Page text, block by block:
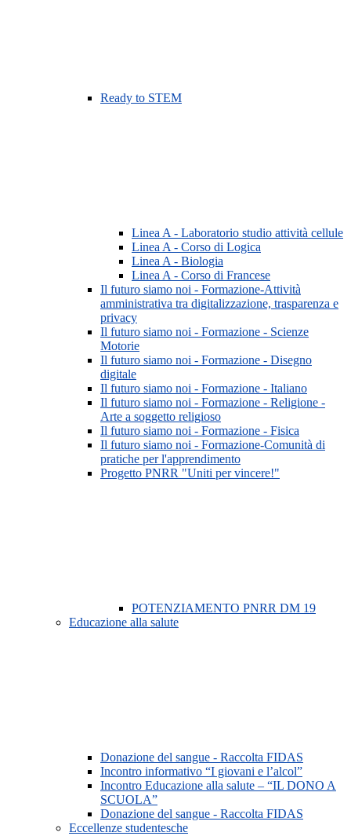
Ready to STEM
Linea A - Laboratorio studio attività cellule
Linea A - Corso di Logica
Linea A - Biologia
Linea A - Corso di Francese
Il futuro siamo noi - Formazione-Attività
amministrativa tra digitalizzazione, trasparenza e
privacy
Il futuro siamo noi - Formazione - Scienze
Motorie
Il futuro siamo noi - Formazione - Disegno
digitale
Il futuro siamo noi - Formazione - Italiano
Il futuro siamo noi - Formazione - Religione -
Arte a soggetto religioso
Il futuro siamo noi - Formazione - Fisica
Il futuro siamo noi - Formazione-Comunità di
pratiche per l'apprendimento
Progetto PNRR "Uniti per vincere!"
POTENZIAMENTO PNRR DM 19
Educazione alla salute
Donazione del sangue - Raccolta FIDAS
Incontro informativo “I giovani e l’alcol”
Incontro Educazione alla salute – “IL DONO A
SCUOLA”
Donazione del sangue - Raccolta FIDAS
Eccellenze studentesche